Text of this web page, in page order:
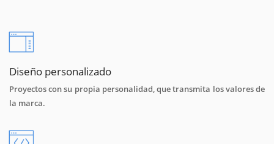
Diseño personalizado
Proyectos con su propia personalidad, que transmita los valores de
la marca.